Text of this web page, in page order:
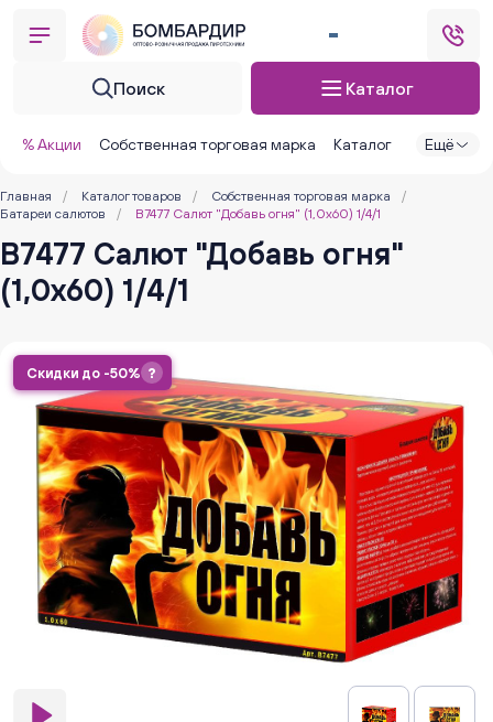
Поиск Каталог
% Акции Собственная торговая марка Каталог Ещё
Главная / Каталог товаров / Собственная торговая марка
/
Батареи салютов
/ В7477 Салют "Добавь огня" (1,0х60) 1/4/1
В7477 Салют "Добавь огня"
(1,0х60) 1/4/1
Скидки до -50% ?